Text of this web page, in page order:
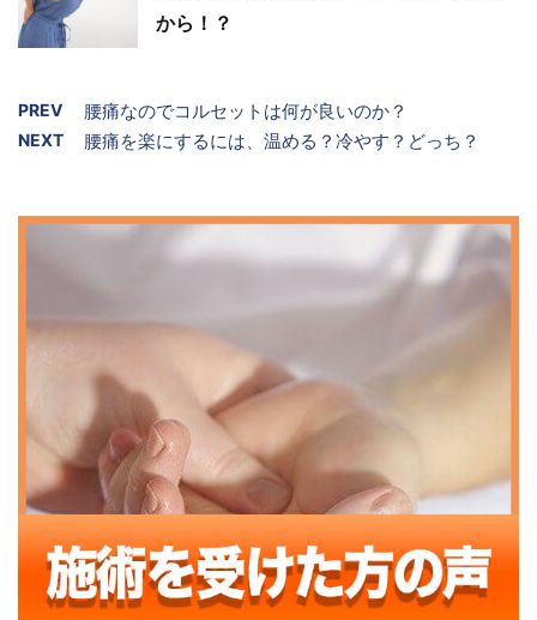
から！？
PREV 腰痛なのでコルセットは何が良いのか？
NEXT 腰痛を楽にするには、温める？冷やす？どっち？